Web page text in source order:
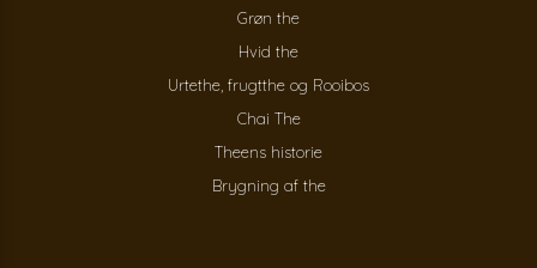
Grøn the
Hvid the
Urtethe, frugtthe og Rooibos
Chai The
Theens historie
Brygning af the